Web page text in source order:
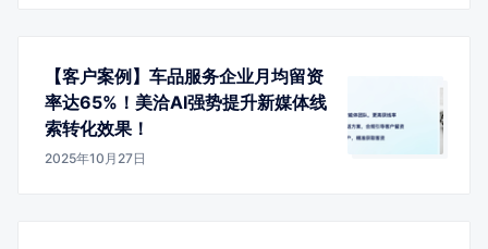
【客户案例】车品服务企业月均留资
率达65%！美洽AI强势提升新媒体线
索转化效果！
2025年10月27日